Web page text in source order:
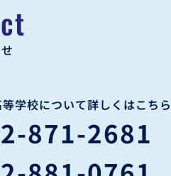
学校について詳しくはこちら
871-2681